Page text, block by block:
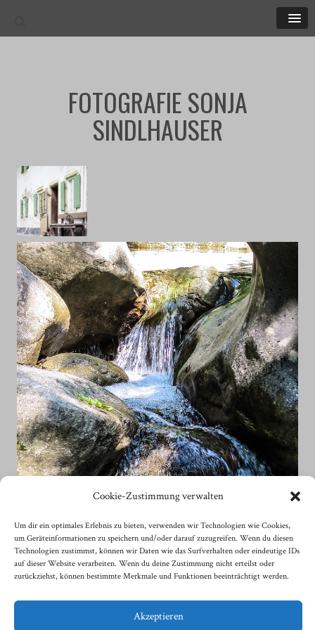
Cookie-Zustimmung verwalten
Um dir ein optimales Erlebnis zu bieten, verwenden wir Technologien wie Cookies,
um Geräteinformationen zu speichern und/oder darauf zuzugreifen. Wenn du diesen
Technologien zustimmst, können wir Daten wie das Surfverhalten oder eindeutige IDs
auf dieser Website verarbeiten. Wenn du deine Zustimmung nicht erteilst oder
zurückziehst, können bestimmte Merkmale und Funktionen beeinträchtigt werden.
Akzeptieren
MENU
FOTOGRAFIE SONJA
SINDLHAUSER